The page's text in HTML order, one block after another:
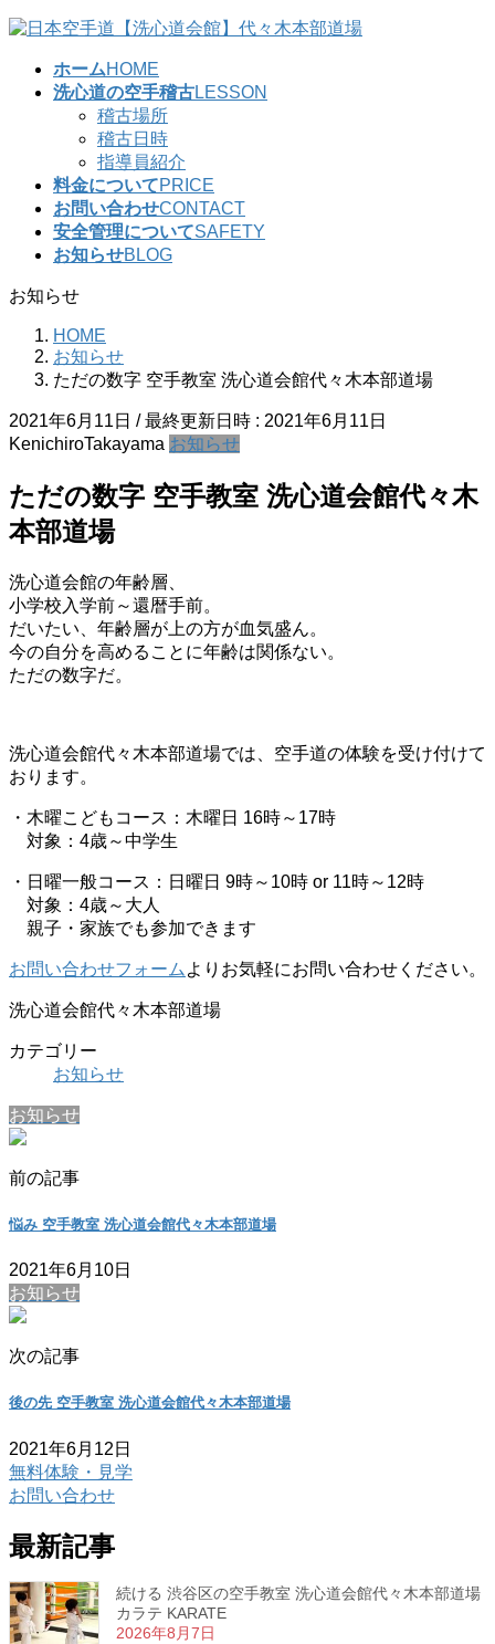
コ
ナ
ホームHOME
洗心道の空手稽古LESSON
稽古場所
稽古日時
指導員紹介
料金についてPRICE
お問い合わせCONTACT
安全管理についてSAFETY
お知らせBLOG
お知らせ
HOME
お知らせ
ただの数字 空手教室 洗心道会館代々木本部道場
2021年6月11日 / 最終更新日時 : 2021年6月11日
KenichiroTakayama お知らせ
ただの数字 空手教室 洗心道会館代々木
本部道場
洗心道会館の年齢層、
小学校入学前～還暦手前。
だいたい、年齢層が上の方が血気盛ん。
今の自分を高めることに年齢は関係ない。
ただの数字だ。
洗心道会館代々木本部道場では、空手道の体験を受け付けて
おります。
・木曜こどもコース：木曜日 16時～17時
対象：4歳～中学生
・日曜一般コース：日曜日 9時～10時 or 11時～12時
対象：4歳～大人
親子・家族でも参加できます
お問い合わせフォーム よりお気軽にお問い合わせください。
洗心道会館代々木本部道場
カテゴリー
お知らせ
お知らせ
前の記事
悩み 空手教室 洗心道会館代々木本部道場
2021年6月10日
お知らせ
次の記事
後の先 空手教室 洗心道会館代々木本部道場
2021年6月12日
無料体験・見学
お問い合わせ
最新記事
続ける 渋谷区の空手教室 洗心道会館代々木本部道場
カラテ KARATE
2026年8月7日